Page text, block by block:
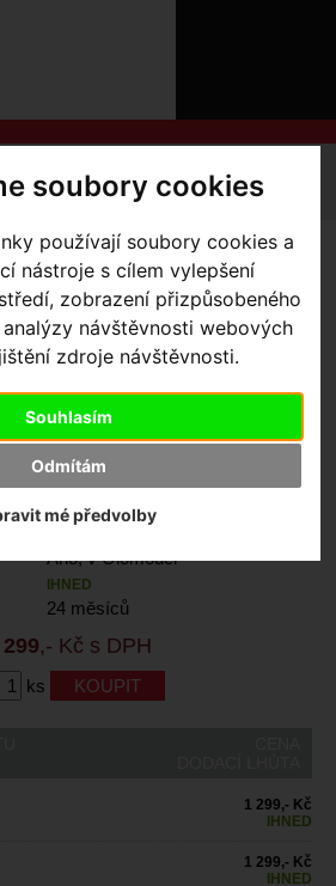
soubory cookies
používají soubory cookies a
nástroje s cílem vylepšení
zobrazení přizpůsobeného
návštěvnosti webových
zdroje návštěvnosti.
Souhlasím
Odmítám
mé předvolby
O
SLUŽBY
ZTRATILI
S
GP2 EVO-S
Ergon
Ano, v Olomouci
IHNED
24 měsíců
,- Kč s DPH
ks
1 299,- Kč
IHNED
1 299,- Kč
IHNED